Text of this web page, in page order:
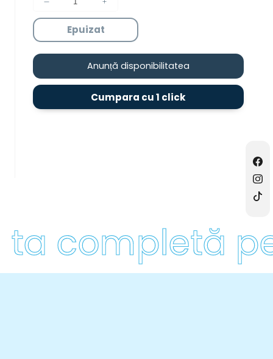
Reduceți
cantitatea
pentru
EDOX
1
–
Creșteți
cantitatea
pentru
EDOX
1
L
–
Covoare
Epuizat
Anunță disponibilitatea
Cumpara cu 1 click
completă